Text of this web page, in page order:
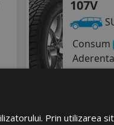
107V
Consum
Aderenta
Zgomot
682
Prin utilizarea